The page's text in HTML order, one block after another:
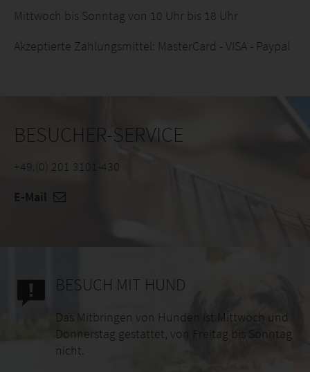
Mittwoch bis Sonntag von 10 Uhr bis 18 Uhr
Akzeptierte Zahlungsmittel: MasterCard - VISA - Paypal
BESUCHER-SERVICE
+49.(0) 201 3101-430
E-Mail
BESUCH MIT HUND
Das Mitbringen von Hunden ist Mittwoch und
Donnerstag gestattet, von Freitag bis Sonntag
nicht.